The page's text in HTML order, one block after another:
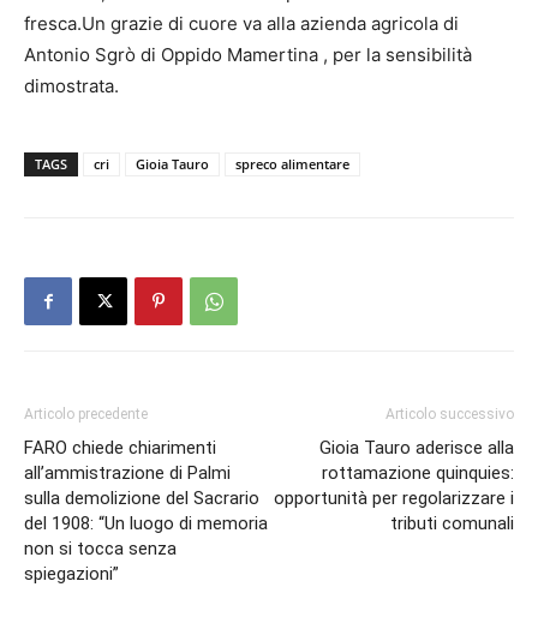
fresca.Un grazie di cuore va alla azienda agricola di
Antonio Sgrò di Oppido Mamertina , per la sensibilità
dimostrata.
TAGS cri Gioia Tauro spreco alimentare
Articolo precedente
FARO chiede chiarimenti
all’ammistrazione di Palmi
sulla demolizione del Sacrario
del 1908: “Un luogo di memoria
non si tocca senza
spiegazioni”
Articolo successivo
Gioia Tauro aderisce alla
rottamazione quinquies:
opportunità per regolarizzare i
tributi comunali